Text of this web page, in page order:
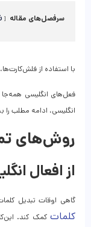
سرفصل‌های مقاله
با استفاده از
انگلیسی، ادامه مطلب را
روش‌های
از افعال
گاهی اوقات تبدیل
کلمات کمک کند.